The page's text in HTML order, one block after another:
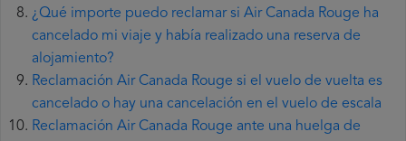
¿Qué importe puedo reclamar si Air Canada Rouge ha
cancelado mi viaje y había realizado una reserva de
alojamiento?
Reclamación Air Canada Rouge si el vuelo de vuelta es
cancelado o hay una cancelación en el vuelo de escala
Reclamación Air Canada Rouge ante una huelga de